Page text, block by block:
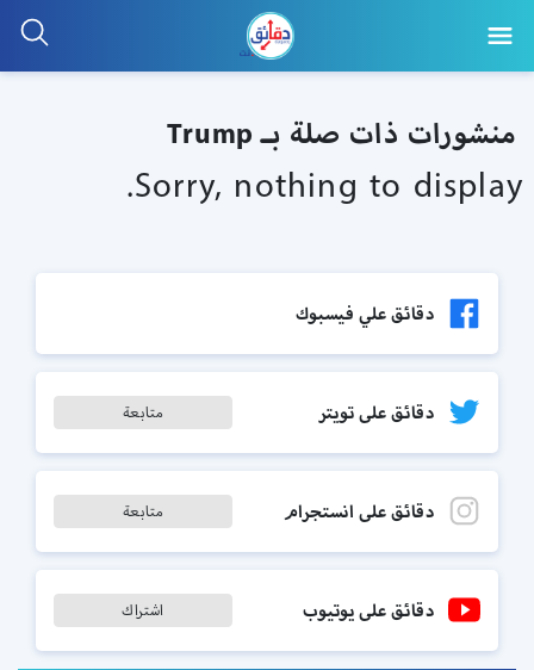
منشورات ذات صلة بـ Trump
Sorry, nothing to display.
دقائق علي فيسبوك
دقائق على تويتر متابعة
دقائق على انستجرام متابعة
دقائق على يوتيوب اشتراك